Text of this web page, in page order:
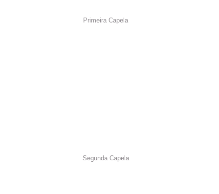
Primeira Capela
Segunda Capela